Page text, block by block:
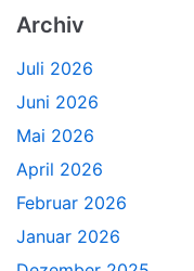
Archiv
Juli 2026
Juni 2026
Mai 2026
April 2026
Februar 2026
Januar 2026